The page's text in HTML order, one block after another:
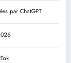
par ChatGPT